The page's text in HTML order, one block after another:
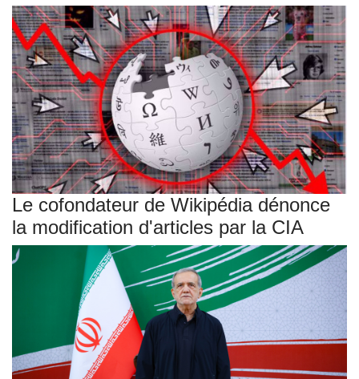
Le cofondateur de Wikipédia dénonce
la modification d'articles par la CIA